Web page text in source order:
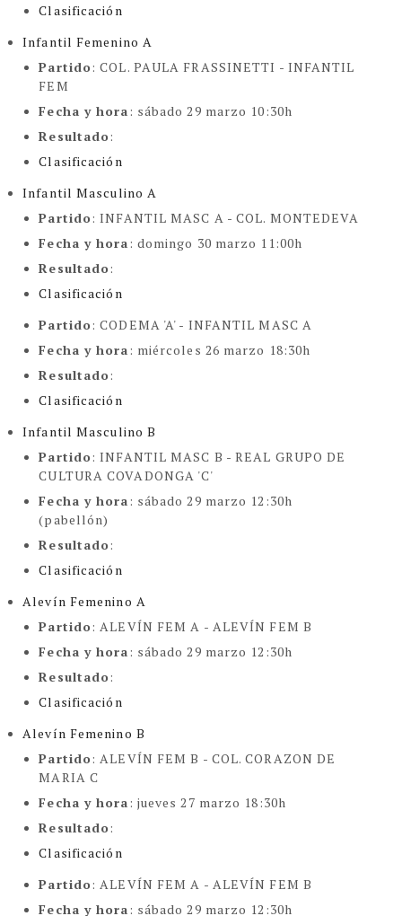
Clasificación
Infantil Femenino A
Partido:COL. PAULA FRASSINETTI - INFANTIL
FEM
Fecha y hora: sábado 29 marzo 10:30h
Resultado:
Clasificación
Infantil Masculino A
Partido: INFANTIL MASC A -COL. MONTEDEVA
Fecha y hora: domingo 30 marzo 11:00h
Resultado:
Clasificación
Partido:CODEMA 'A' - INFANTIL MASC A
Fecha y hora: miércoles 26 marzo 18:30h
Resultado:
Clasificación
Infantil Masculino B
Partido: INFANTIL MASC B -REAL GRUPO DE
CULTURA COVADONGA 'C'
Fecha y hora: sábado 29 marzo 12:30h
(pabellón)
Resultado:
Clasificación
Alevín Femenino A
Partido: ALEVÍN FEM A - ALEVÍN FEM B
Fecha y hora: sábado 29 marzo 12:30h
Resultado:
Clasificación
Alevín Femenino B
Partido: ALEVÍN FEM B - COL. CORAZON DE
MARIA C
Fecha y hora: jueves 27 marzo 18:30h
Resultado:
Clasificación
Partido: ALEVÍN FEM A - ALEVÍN FEM B
Fecha y hora: sábado 29 marzo 12:30h